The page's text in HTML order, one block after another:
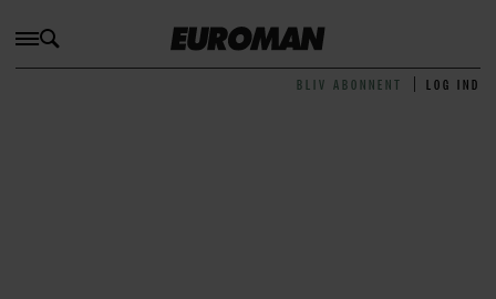
BLIV ABONNENT LOG IND